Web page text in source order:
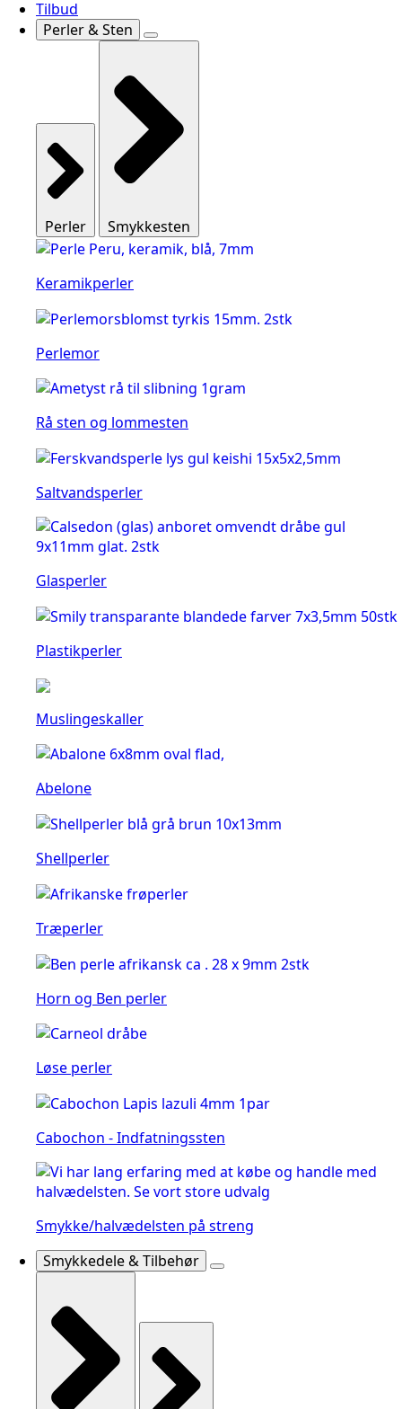
Tilbud
Perler & Sten
Perler Smykkesten
Keramikperler
Perlemor
Rå sten og lommesten
Saltvandsperler
Glasperler
Plastikperler
Muslingeskaller
Abelone
Shellperler
Træperler
Horn og Ben perler
Løse perler
Cabochon - Indfatningssten
Smykke/halvædelsten på streng
Smykkedele & Tilbehør